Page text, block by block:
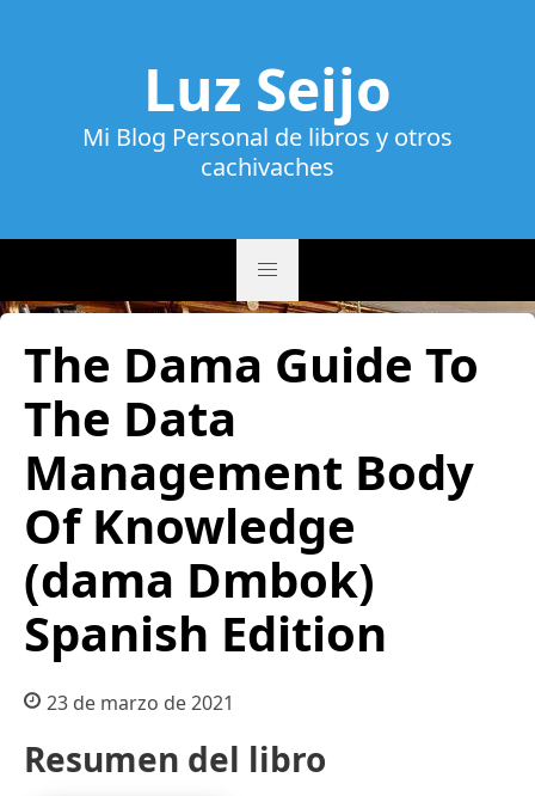
Luz Seijo
Mi Blog Personal de libros y otros
cachivaches
The Dama Guide To
The Data
Management Body
Of Knowledge
(dama Dmbok)
Spanish Edition
23 de marzo de 2021
Resumen del libro